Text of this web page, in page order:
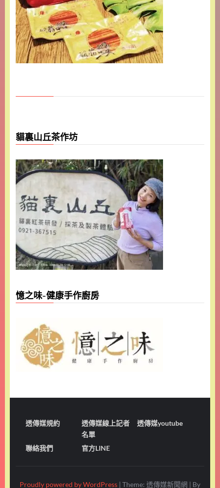
貓裏山丘茶作坊
憶之味-健康手作廚房
透傳媒規約
透傳媒線上記者
名單
透傳媒youtube
聯絡我們 官方LINE
Proudly powered by WordPress | Theme: 透傳媒新聞網 | By